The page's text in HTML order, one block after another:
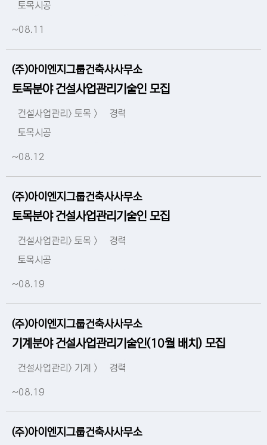
토목시공
~08.11
(주)아이엔지그룹건축사사무소
토목분야 건설사업관리기술인 모집
건설사업관리> 토목 >
토목시공
경력
~08.12
(주)아이엔지그룹건축사사무소
토목분야 건설사업관리기술인 모집
건설사업관리> 토목 >
토목시공
경력
~08.19
(주)아이엔지그룹건축사사무소
기계분야 건설사업관리기술인(10월 배치) 모집
건설사업관리> 기계 > 경력
~08.19
(주)아이엔지그룹건축사사무소